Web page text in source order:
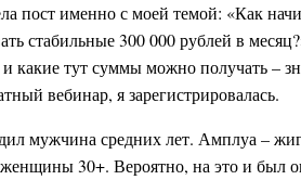
пост именно с моей темой: «Как
стабильные 300 000 рублей в
и какие тут суммы можно получать –
вебинар, я зарегистрировалась.
мужчина средних лет. Амплуа –
30+. Вероятно, на это и был